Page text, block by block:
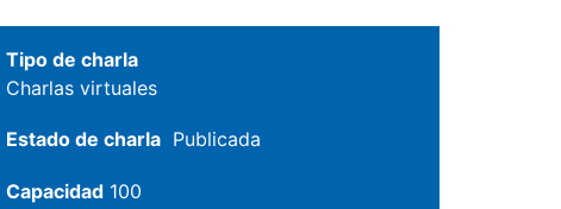
Tipo de charla
Charlas virtuales
Estado de charla Publicada
Capacidad 100